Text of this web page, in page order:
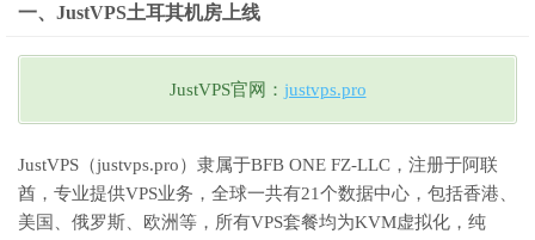
一、JustVPS土耳其机房上线
JustVPS官网： justvps.pro
JustVPS（justvps.pro）隶属于BFB ONE FZ-LLC，注册于阿联
酋，专业提供VPS业务，全球一共有21个数据中心，包括香港、
美国、俄罗斯、欧洲等，所有VPS套餐均为KVM虚拟化，纯